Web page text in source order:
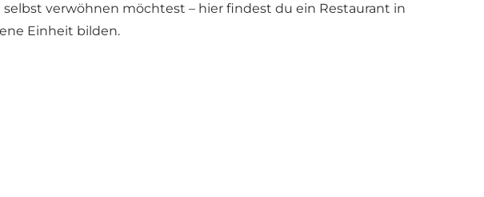
verwöhnen möchtest – hier findest du ein Restaurant in
Einheit bilden.